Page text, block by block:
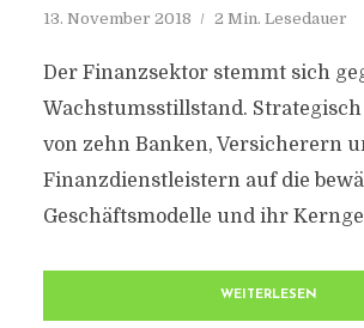
13. November 2018 2 Min. Lesedauer
Der Finanzsektor stemmt sich
Wachstumsstillstand.
von zehn Banken, Versicherern
Finanzdienstleistern auf die
Geschäftsmodelle und ihr
WEITERLESEN